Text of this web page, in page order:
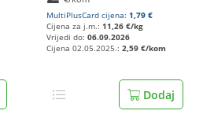
MultiPlusCard cijena: 1,79 €
Cijena za j.m.: 11,26 €/kg
Vrijedi do: 06.09.2026
Cijena 02.05.2025.: 2,59 €/kom
Dodaj